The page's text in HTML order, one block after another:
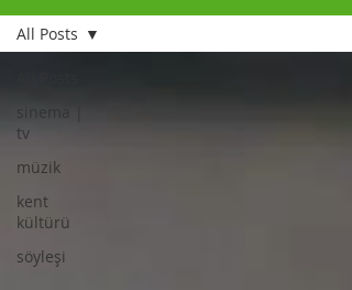
sinema |
tv
müzik
kent
kültürü
söyleşi
All Posts